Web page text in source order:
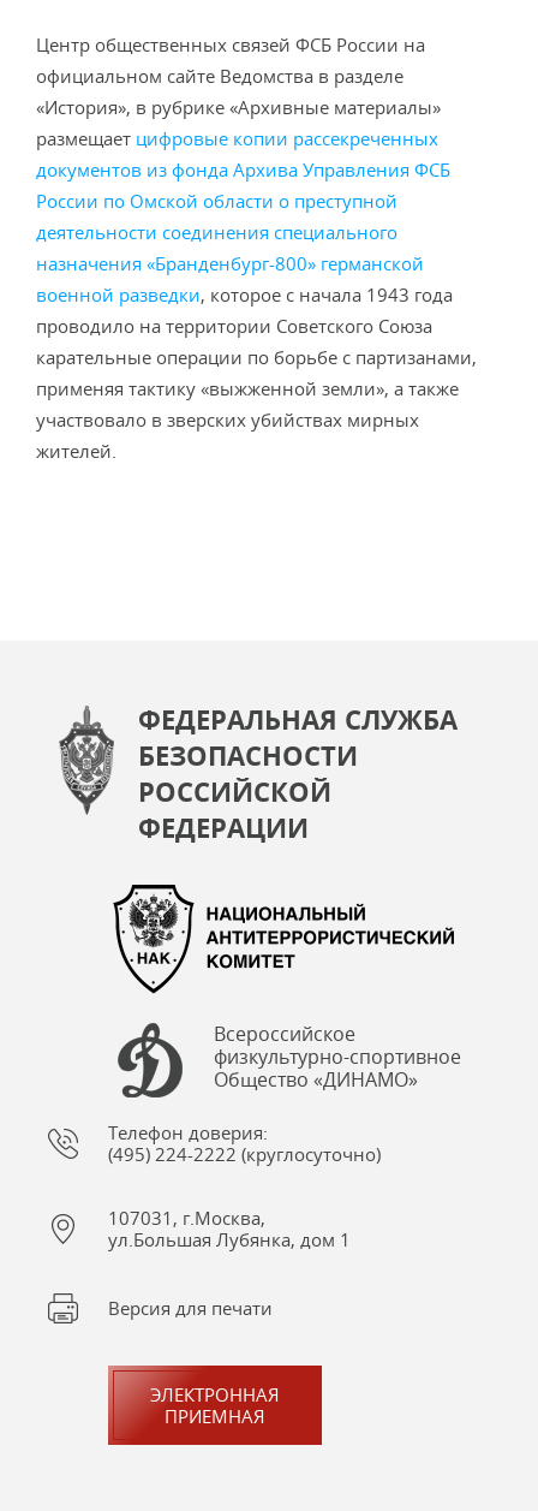
Центр общественных связей ФСБ России на
официальном сайте Ведомства в разделе
«История», в рубрике «Архивные материалы»
размещает цифровые копии рассекреченных
документов из фонда Архива Управления ФСБ
России по Омской области о преступной
деятельности соединения специального
назначения «Бранденбург-800» германской
военной разведки, которое с начала 1943 года
проводило на территории Советского Союза
карательные операции по борьбе с партизанами,
применяя тактику «выжженной земли», а также
участвовало в зверских убийствах мирных
жителей.
ФЕДЕРАЛЬНАЯ СЛУЖБА
БЕЗОПАСНОСТИ
РОССИЙСКОЙ
ФЕДЕРАЦИИ
Всероссийское
физкультурно-спортивное
Общество «ДИНАМО»
Телефон доверия:
(495) 224-2222 (круглосуточно)
107031, г.Москва,
ул.Большая Лубянка, дом 1
Версия для печати
ЭЛЕКТРОННАЯ
ПРИЕМНАЯ